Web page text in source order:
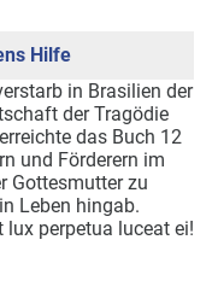
Hilfe
in Brasilien der
der Tragödie
das Buch 12
und Förderern im
Gottesmutter zu
Leben hingab.
lux perpetua luceat ei!